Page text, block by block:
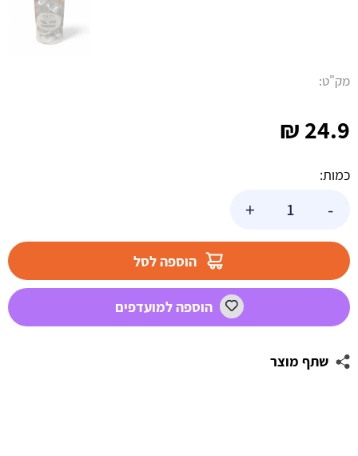
24.9
₪
כמות:
-
כסף
יח
+
הוספה לסל
הוספה למועדפים
שתף מוצר
מק"ט: